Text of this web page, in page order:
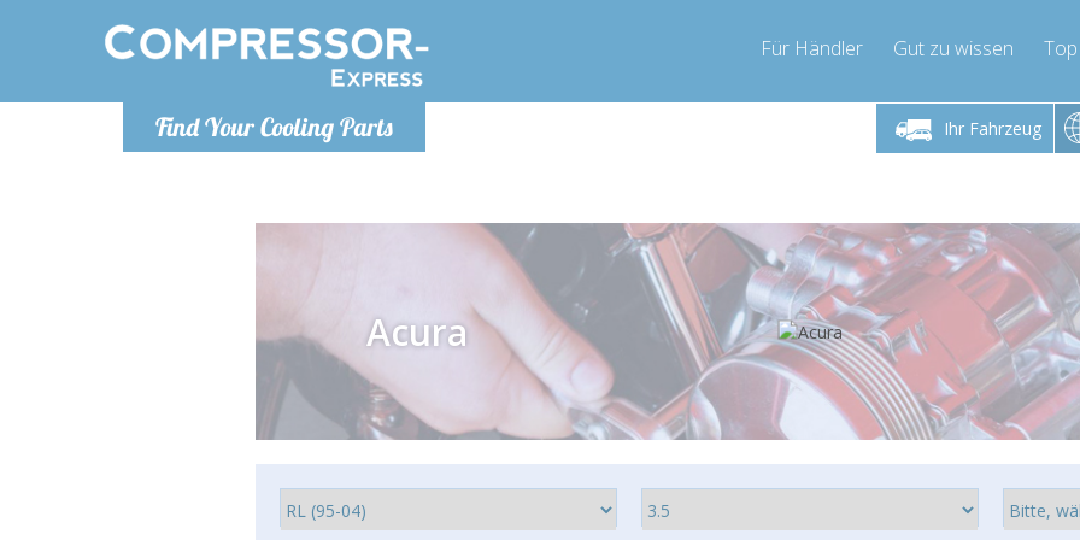
Find Your Cooling Parts
Für Händler Gut zu wissen
Ihr Fahrzeug
Montag bis Freitag 9-17 Uhr Montag bis Freitag 9-17 Uhr
info@compressor-express.de
Montag bis
Acura